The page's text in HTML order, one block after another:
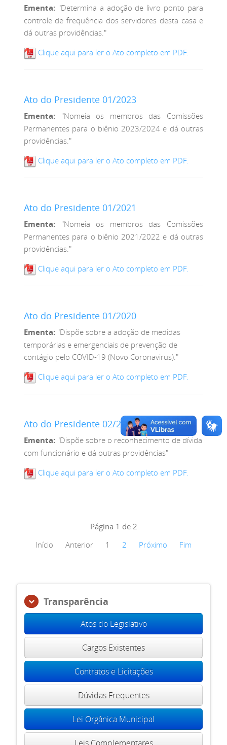
Ementa:"Determina a adoção de livro ponto para
controle de frequência dos servidores desta casa e
dá outras providências."
Clique aqui para ler o Ato completo em PDF.
Ato do Presidente 01/2023
Ementa:"Nomeia os membros das Comissões
Permanentes para o biênio 2023/2024 e dá outras
providências."
Clique aqui para ler o Ato completo em PDF.
Ato do Presidente 01/2021
Ementa:"Nomeia os membros das Comissões
Permanentes para o biênio 2021/2022 e dá outras
providências."
Clique aqui para ler o Ato completo em PDF.
Ato do Presidente 01/2020
Ementa:"Dispõe sobre a adoção de medidas
temporárias e emergenciais de prevenção de
contágio pelo COVID-19 (Novo Coronavirus)."
Clique aqui para ler o Ato completo em PDF.
Ato do Presidente 02/2010
Ementa:"Dispõe sobre o reconhecimento de dívida
com funcionário e dá outras providências"
Clique aqui para ler o Ato completo em PDF.
Página 1 de 2
Início
Anterior 1 2 Próximo Fim
Transparência
Atos do Legislativo
Cargos Existentes
Contratos e Licitações
Dúvidas Frequentes
Lei Orgânica Municipal
Leis Complementares